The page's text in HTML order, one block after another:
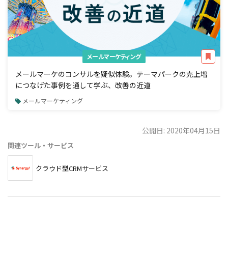
メールマーケティング
メールマーケのコンサルを疑似体験。テーマパークの売上増
につなげた事例を通して学ぶ、改善の近道
メールマーケティング
公開日: 2020年04月15日
関連ツール・サービス
クラウド型CRMサービス